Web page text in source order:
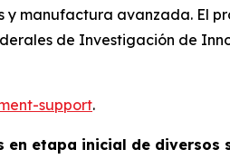
manufactura avanzada. El
de Investigación de
support.
en etapa inicial de diversos